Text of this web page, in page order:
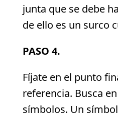
junta que se debe
de ello es un surco
PASO 4.
Fíjate en el punto
referencia. Busca
símbolos. Un